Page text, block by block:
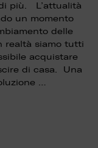
più. L’attualità
un momento
delle
realtà siamo tutti
acquistare
di casa. Una
…